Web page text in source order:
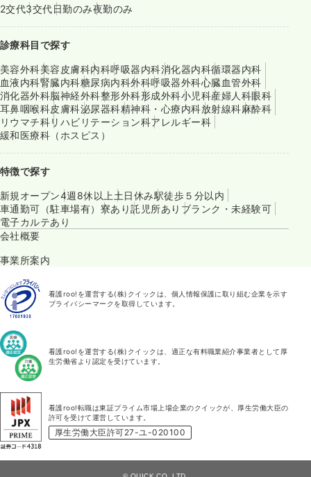
2交代3交代日勤のみ夜勤のみ
診療科目で探す
美容外科美容皮膚科内科呼吸器内科消化器内科循環器内科
血液内科腎臓内科糖尿病内科外科呼吸器外科心臓血管外科
消化器外科脳神経外科整形外科形成外科小児科産婦人科眼科
耳鼻咽喉科皮膚科泌尿器科精神科・心療内科放射線科麻酔科
リウマチ科リハビリテーション科アレルギー科
緩和医療科（ホスピス）
特徴で探す
新規オープン4週8休以上 土日休み駅徒歩５分以内
車通勤可（駐車場有） 寮あり託児所あり ブランク・未経験可
電子カルテあり
会社概要
事業所案内
看護roo!を運営する(株)クイックは、個人情報保護に取り組む企業を示す
プライバシーマークを取得しています。
看護roo!を運営する(株)クイックは、適正な有料職業紹介事業者として厚
生労働省より認定を受けています。
看護roo!転職は東証プライム市場上場企業のクイックが、厚生労働大臣の
許可を受けて運営しています。
厚生労働大臣許可27-ユ-020100